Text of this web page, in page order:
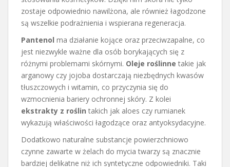
zostaje odpowiednio nawilżona, ale również łagodzone
są wszelkie podrażnienia i wspierana regeneracja.
Pantenol ma działanie kojące oraz przeciwzapalne, co
jest niezwykle ważne dla osób borykających się z
różnymi problemami skórnymi. Oleje roślinne takie jak
arganowy czy jojoba dostarczają niezbędnych kwasów
tłuszczowych i witamin, co przyczynia się do
wzmocnienia bariery ochronnej skóry. Z kolei
ekstrakty z roślin takich jak aloes czy rumianek
wykazują właściwości łagodzące oraz antyoksydacyjne.
Dodatkowo naturalne substancje powierzchniowo
czynne zawarte w żelach do mycia twarzy są znacznie
bardziej delikatne niż ich syntetyczne odpowiedniki. Taki